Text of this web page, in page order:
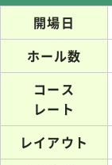
開場日
ホール数
コース
レート
レイアウト